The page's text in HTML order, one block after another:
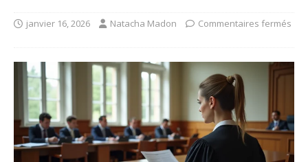
janvier 16, 2026 Natacha Madon Commentaires fermés